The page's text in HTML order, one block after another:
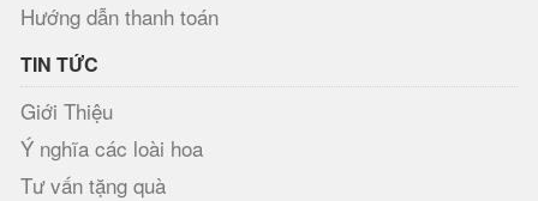
Hướng dẫn thanh toán
TIN TỨC
Giới Thiệu
Ý nghĩa các loài hoa
Tư vấn tặng quà